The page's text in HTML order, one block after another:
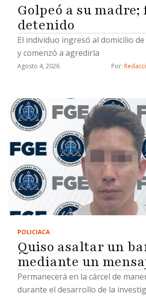
Golpeó a su madre;
detenido
El individuo ingresó al domicilio
y comenzó a agredirla
Agosto 4, 2026 Por:
POLICIACA
Quiso asaltar un
mediante un
Permanecerá en la cárcel de
durante el desarrollo de la